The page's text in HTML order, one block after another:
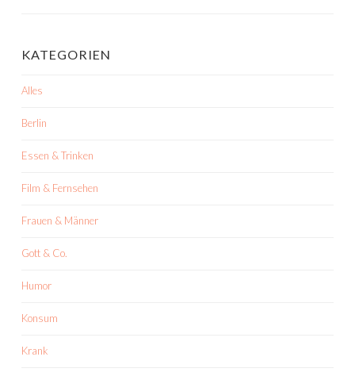
KATEGORIEN
Alles
Berlin
Essen & Trinken
Film & Fernsehen
Frauen & Männer
Gott & Co.
Humor
Konsum
Krank